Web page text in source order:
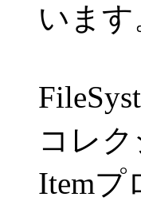
います
コレ
Itemプ